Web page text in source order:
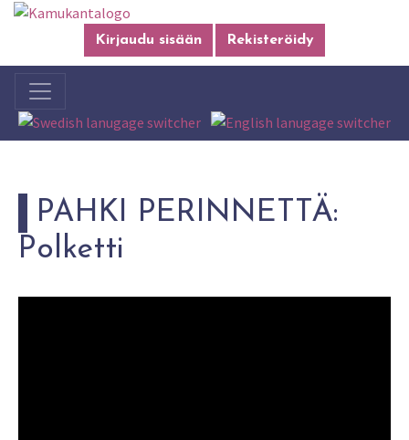
Kirjaudu sisään Rekisteröidy
PAHKI PERINNETTÄ:
Polketti